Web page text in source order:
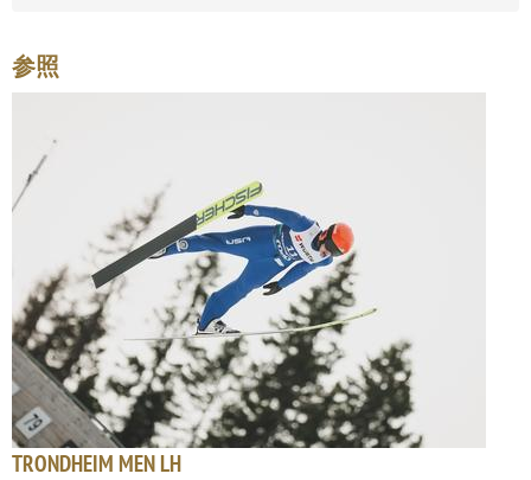
参照
TRONDHEIM MEN LH